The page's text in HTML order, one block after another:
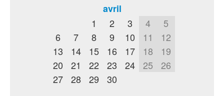
avril
1
2 3 4
5
6
7 8 9 10 11
12
13
14 15 16 17 18
19
20
21 22 23 24 25
26
27
28 29 30